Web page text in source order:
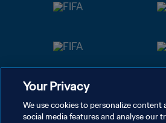
Your Privacy
We use cookies to personalize content
social media features and analyse our